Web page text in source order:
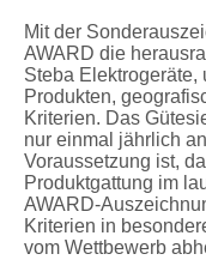
Mit der
AWARD die
Steba
Produkten,
Kriterien. Das
nur einmal jährlich
Voraussetzung ist,
Produktgattung im
AWARD-
Kriterien in
vom Wettbewerb